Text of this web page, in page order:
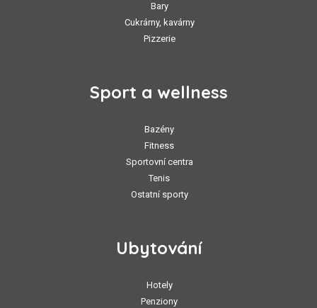
Bary
Cukrárny, kavárny
Pizzerie
Sport a wellness
Bazény
Fitness
Sportovní centra
Tenis
Ostatní sporty
Ubytování
Hotely
Penziony